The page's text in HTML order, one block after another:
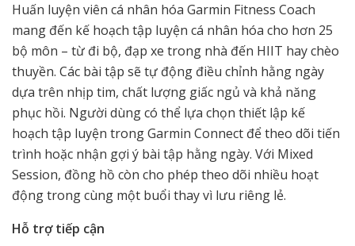
Huấn luyện viên cá nhân hóa Garmin Fitness Coach
mang đến kế hoạch tập luyện cá nhân hóa cho hơn 25
bộ môn – từ đi bộ, đạp xe trong nhà đến HIIT hay chèo
thuyền. Các bài tập sẽ tự động điều chỉnh hằng ngày
dựa trên nhịp tim, chất lượng giấc ngủ và khả năng
phục hồi. Người dùng có thể lựa chọn thiết lập kế
hoạch tập luyện trong Garmin Connect để theo dõi tiến
trình hoặc nhận gợi ý bài tập hằng ngày. Với Mixed
Session, đồng hồ còn cho phép theo dõi nhiều hoạt
động trong cùng một buổi thay vì lưu riêng lẻ.
Hỗ trợ tiếp cận